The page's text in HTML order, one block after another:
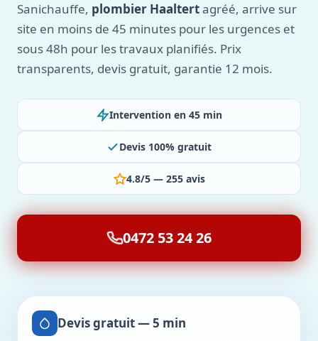
Sanichauffe, plombier Haaltertagréé, arrive sur
site en moins de 45 minutes pour les urgences et
sous 48h pour les travaux planifiés. Prix
transparents, devis gratuit, garantie 12 mois.
Intervention en 45 min
Devis 100% gratuit
4.8/5 — 255 avis
0472 53 24 26
Devis gratuit — 5 min